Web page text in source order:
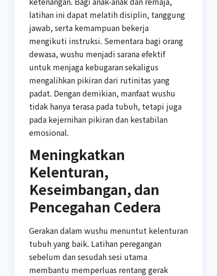
latihan ini dapat melatih disiplin, tanggung
jawab, serta kemampuan bekerja
mengikuti instruksi. Sementara bagi orang
dewasa, wushu menjadi sarana efektif
untuk menjaga kebugaran sekaligus
mengalihkan pikiran dari rutinitas yang
padat. Dengan demikian, manfaat wushu
tidak hanya terasa pada tubuh, tetapi juga
pada kejernihan pikiran dan kestabilan
emosional.
Meningkatkan
Kelenturan,
Keseimbangan, dan
Pencegahan Cedera
Gerakan dalam wushu menuntut kelenturan
tubuh yang baik. Latihan peregangan
sebelum dan sesudah sesi utama
membantu memperluas rentang gerak